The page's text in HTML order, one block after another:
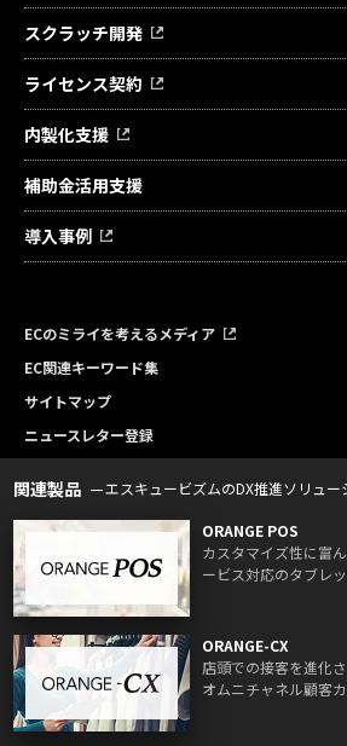
スクラッチ開発
ライセンス契約
内製化支援
補助金活用支援
導入事例
ECのミライを考えるメディア
EC関連キーワード集
サイトマップ
ニュースレター登録
関連製品 エスキュービズムのDX推進ソリュー
ORANGE POS
カスタマイズ性に富
ービス対応のタブレ
ORANGE-CX
店頭での接客を進化
オムニチャネル顧客